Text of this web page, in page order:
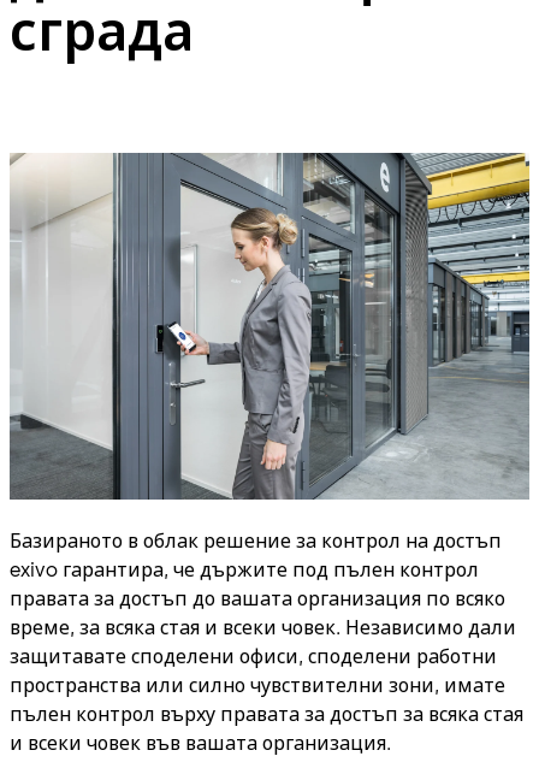
сграда
Базираното в облак решение за контрол на достъп
exivo гарантира, че държите под пълен контрол
правата за достъп до вашата организация по всяко
време, за всяка стая и всеки човек. Независимо дали
защитавате споделени офиси, споделени работни
пространства или силно чувствителни зони, имате
пълен контрол върху правата за достъп за всяка стая
и всеки човек във вашата организация.